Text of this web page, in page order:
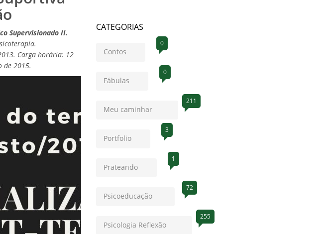
Supervisionado II.
Carga horária: 12
de 2015.
CATEGORIAS
Contos
0
Fábulas
0
Meu caminhar
211
Portfolio
3
Prateando
1
Psicoeducação
72
Psicologia Reflexão
255